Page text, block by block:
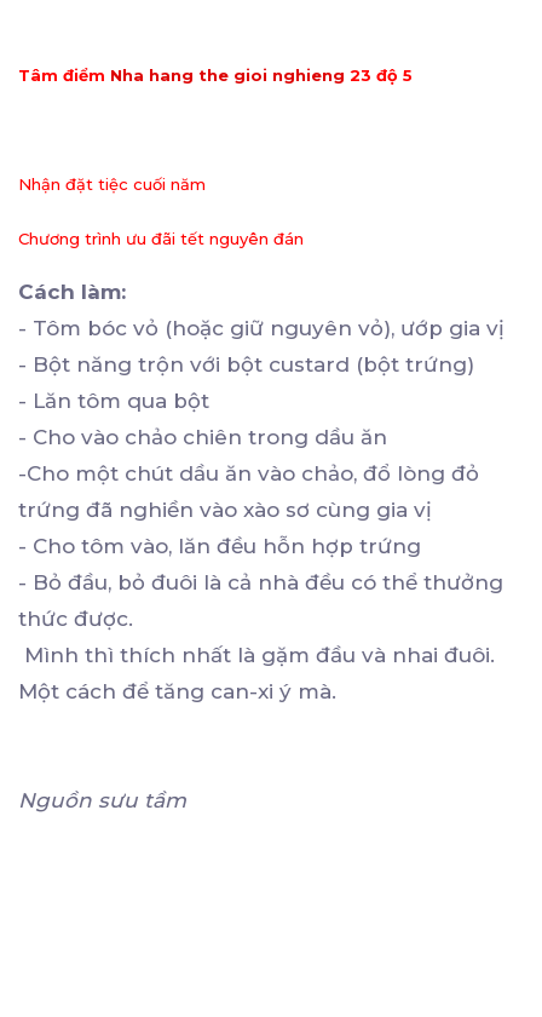
Tâm điểm Nha hang the gioi nghieng 23 độ 5
Nhận đặt tiệc cuối năm
Chương trình ưu đãi tết nguyên đán
Cách làm:
- Tôm bóc vỏ (hoặc giữ nguyên vỏ), ướp gia vị
- Bột năng trộn với bột custard (bột trứng)
- Lăn tôm qua bột
- Cho vào chảo chiên trong dầu ăn
-Cho một chút dầu ăn vào chảo, đổ lòng đỏ
trứng đã nghiền vào xào sơ cùng gia vị
- Cho tôm vào, lăn đều hỗn hợp trứng
- Bỏ đầu, bỏ đuôi là cả nhà đều có thể thưởng
thức được.
Mình thì thích nhất là gặm đầu và nhai đuôi.
Một cách để tăng can-xi ý mà.
Nguồn sưu tầm